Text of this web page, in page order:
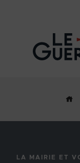
LA MAIRIE ET